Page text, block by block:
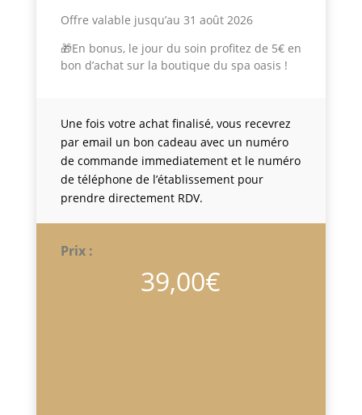
Offre valable jusqu’au 31 août 2026
🎁En bonus, le jour du soin profitez de 5€ en
bon d’achat sur la boutique du spa oasis !
Une fois votre achat finalisé, vous recevrez
par email un bon cadeau avec un numéro
de commande immediatement et le numéro
de téléphone de l’établissement pour
prendre directement RDV.
Prix :
39,00€